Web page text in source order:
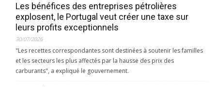
Les bénéfices des entreprises pétrolières
explosent, le Portugal veut créer une taxe sur
leurs profits exceptionnels
30/07/2026
"Les recettes correspondantes sont destinées à soutenir les familles
et les secteurs les plus affectés par la hausse des prix des
carburants", a expliqué le gouvernement.